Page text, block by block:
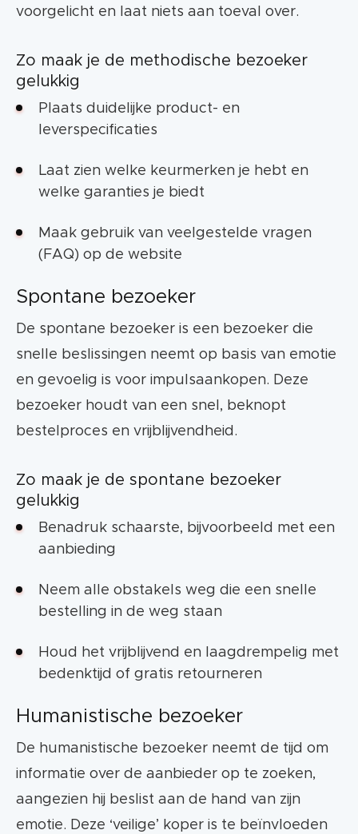
voorgelicht en laat niets aan toeval over.
Zo maak je de methodische bezoeker
gelukkig
Plaats duidelijke product- en
leverspecificaties
Laat zien welke keurmerken je hebt en
welke garanties je biedt
Maak gebruik van veelgestelde vragen
(FAQ) op de website
Spontane bezoeker
De spontane bezoeker is een bezoeker die
snelle beslissingen neemt op basis van emotie
en gevoelig is voor impulsaankopen. Deze
bezoeker houdt van een snel, beknopt
bestelproces en vrijblijvendheid.
Zo maak je de spontane bezoeker
gelukkig
Benadruk schaarste, bijvoorbeeld met een
aanbieding
Neem alle obstakels weg die een snelle
bestelling in de weg staan
Houd het vrijblijvend en laagdrempelig met
bedenktijd of gratis retourneren
Humanistische bezoeker
De humanistische bezoeker neemt de tijd om
informatie over de aanbieder op te zoeken,
aangezien hij beslist aan de hand van zijn
emotie. Deze ‘veilige’ koper is te beïnvloeden